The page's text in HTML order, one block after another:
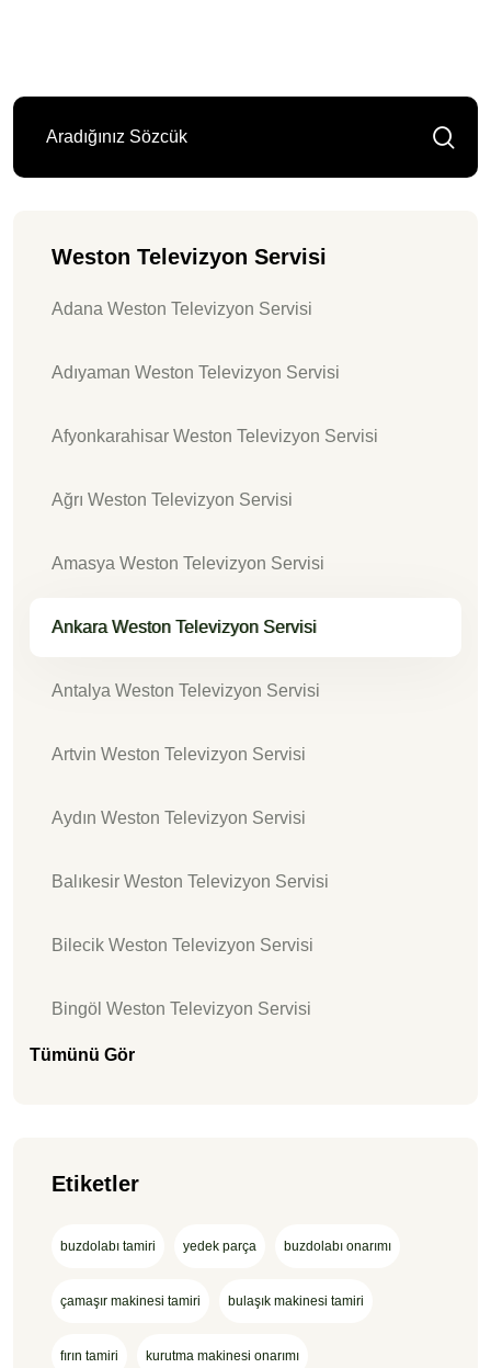
Weston Televizyon Servisi
Adana Weston Televizyon Servisi
Adıyaman Weston Televizyon Servisi
Afyonkarahisar Weston Televizyon Servisi
Ağrı Weston Televizyon Servisi
Amasya Weston Televizyon Servisi
Ankara Weston Televizyon Servisi
Antalya Weston Televizyon Servisi
Artvin Weston Televizyon Servisi
Aydın Weston Televizyon Servisi
Balıkesir Weston Televizyon Servisi
Bilecik Weston Televizyon Servisi
Bingöl Weston Televizyon Servisi
Tümünü Gör
Etiketler
buzdolabı tamiri yedek parça buzdolabı onarımı
çamaşır makinesi tamiri bulaşık makinesi tamiri
fırın tamiri kurutma makinesi onarımı